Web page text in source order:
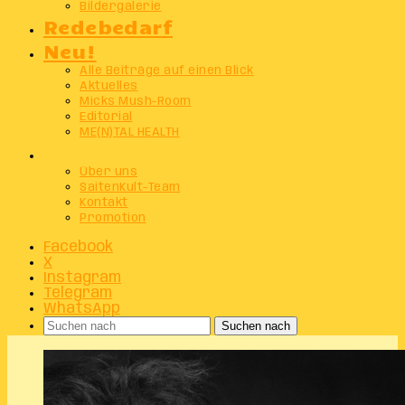
Bildergalerie
Redebedarf
Neu!
Alle Beiträge auf einen Blick
Aktuelles
Micks Mush-Room
Editorial
ME(N)TAL HEALTH
Über uns
SaitenKult-Team
Kontakt
Promotion
Facebook
X
Instagram
Telegram
WhatsApp
Suchen nach